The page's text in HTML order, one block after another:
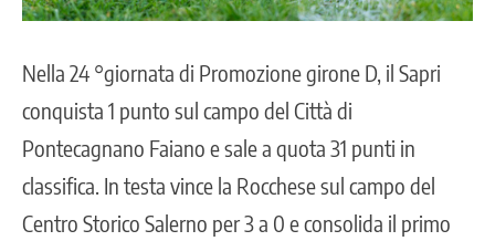
Nella 24 °giornata di Promozione girone D, il Sapri
conquista 1 punto sul campo del Città di
Pontecagnano Faiano e sale a quota 31 punti in
classifica. In testa vince la Rocchese sul campo del
Centro Storico Salerno per 3 a 0 e consolida il primo